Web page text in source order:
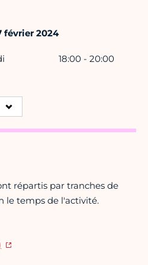
février 2024
18:00 - 20:00
répartis par tranches de
le temps de l'activité.